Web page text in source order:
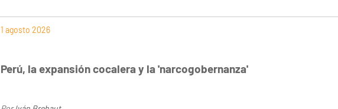
1 agosto 2026
Perú, la expansión cocalera y la 'narcogobernanza'